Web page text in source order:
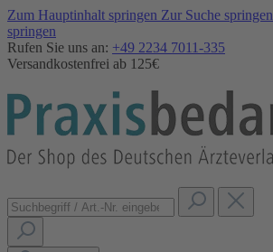
Zum Hauptinhalt springen Zur Suche springen
springen
Rufen Sie uns an: +49 2234 7011-335
Versandkostenfrei ab 125€